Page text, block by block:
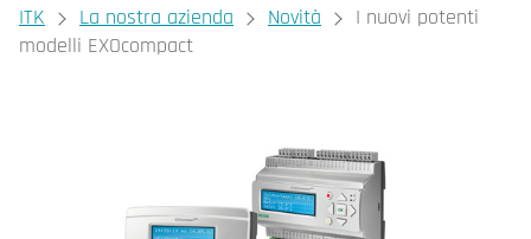
You are here:
ITK La nostra azienda Novità
I nuovi potenti
modelli EXOcompact